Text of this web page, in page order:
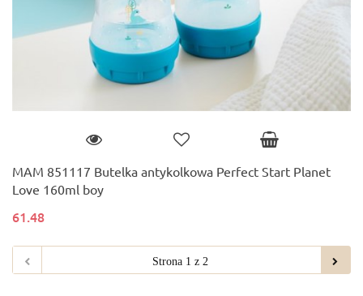
MAM 851117 Butelka antykolkowa Perfect Start Planet
Love 160ml boy
61.48